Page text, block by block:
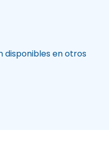
disponibles en otros